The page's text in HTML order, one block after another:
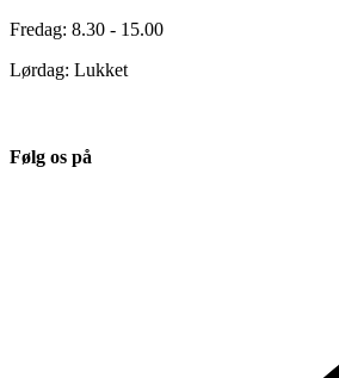
Fredag: 8.30 - 15.00
Lørdag: Lukket
Følg os på